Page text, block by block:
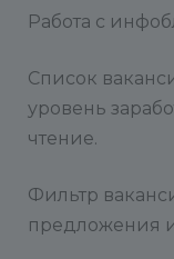
Работа с
Список
уровень
чтение.
Фильтр
предложения